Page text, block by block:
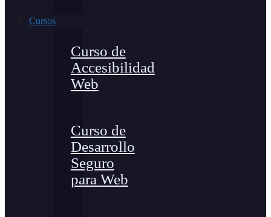
Cursos
Curso de
Accesibilidad
Web
Curso de
Desarrollo
Seguro
para Web